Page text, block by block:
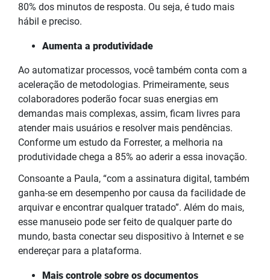
80% dos minutos de resposta. Ou seja, é tudo mais
hábil e preciso.
Aumenta a produtividade
Ao automatizar processos, você também conta com a
aceleração de metodologias. Primeiramente, seus
colaboradores poderão focar suas energias em
demandas mais complexas, assim, ficam livres para
atender mais usuários e resolver mais pendências.
Conforme um estudo da Forrester, a melhoria na
produtividade chega a 85% ao aderir a essa inovação.
Consoante a Paula, “com a assinatura digital, também
ganha-se em desempenho por causa da facilidade de
arquivar e encontrar qualquer tratado”. Além do mais,
esse manuseio pode ser feito de qualquer parte do
mundo, basta conectar seu dispositivo à Internet e se
endereçar para a plataforma.
Mais controle sobre os documentos